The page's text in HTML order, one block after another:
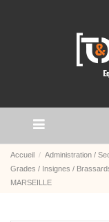
Accueil Administration /
Grades / Insignes /
MARSEILLE